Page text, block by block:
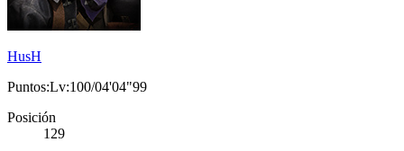
HusH
Puntos:Lv:100/04'04"99
Posición
129